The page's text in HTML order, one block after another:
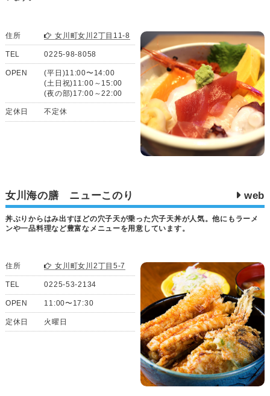
住所 女川町女川2丁目11-8
TEL 0225-98-8058
OPEN
(平日)11:00〜14:00
(土日祝)11:00～15:00
(夜の部)17:00～22:00
定休日 不定休
女川海の膳 ニューこのり web
丼ぶりからはみ出すほどの穴子天が乗った穴子天丼が人気。他にもラーメ
ンや一品料理など豊富なメニューを用意しています。
住所 女川町女川2丁目5-7
TEL 0225-53-2134
OPEN 11:00〜17:30
定休日 火曜日